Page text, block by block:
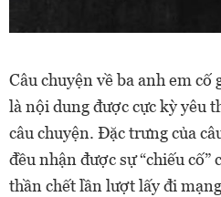
Câu chuyện về ba anh em
là nội dung được cực kỳ yêu
câu chuyện. Đặc trưng của
đều nhận được sự “chiếu cố”
thần chết lần lượt lấy đi